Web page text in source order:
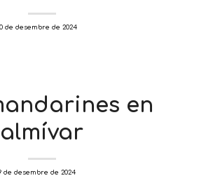
de desembre de 2024
en
almívar
de desembre de 2024